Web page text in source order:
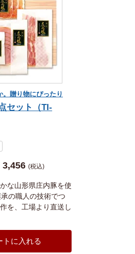
。贈り物にぴったり
セット（TI-
3,456 税込
な山形県庄内豚を使
の職人の技術でつ
を、工場より直送し
トに入れる